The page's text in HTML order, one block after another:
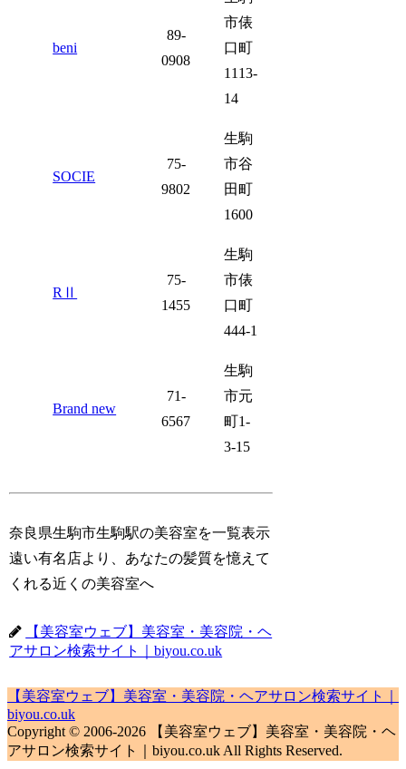
beni
89-
0908
市俵
口町
1113-
14
SOCIE
75-
9802
生駒
市谷
田町
1600
RⅡ
75-
1455
生駒
市俵
口町
444-1
Brand new
71-
6567
生駒
市元
町1-
3-15
奈良県生駒市生駒駅の美容室を一覧表示
遠い有名店より、あなたの髪質を憶えて
くれる近くの美容室へ
【美容室ウェブ】美容室・美容院・ヘ
アサロン検索サイト｜biyou.co.uk
【美容室ウェブ】美容室・美容院・ヘアサロン検索サイト｜
biyou.co.uk
Copyright © 2006-2026 【美容室ウェブ】美容室・美容院・ヘ
アサロン検索サイト｜biyou.co.uk All Rights Reserved.